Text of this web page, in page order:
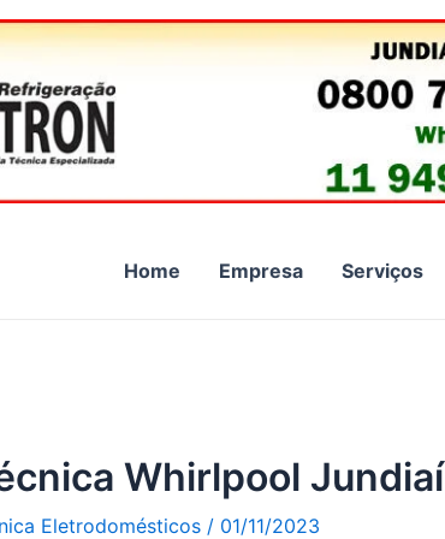
Home Empresa Serviços
Whirlpool Jundiaí
Eletrodomésticos / 01/11/2023